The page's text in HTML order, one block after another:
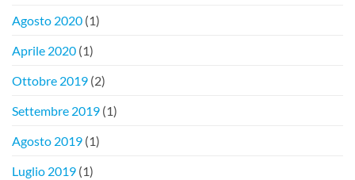
Agosto 2020 (1)
Aprile 2020 (1)
Ottobre 2019 (2)
Settembre 2019 (1)
Agosto 2019 (1)
Luglio 2019 (1)